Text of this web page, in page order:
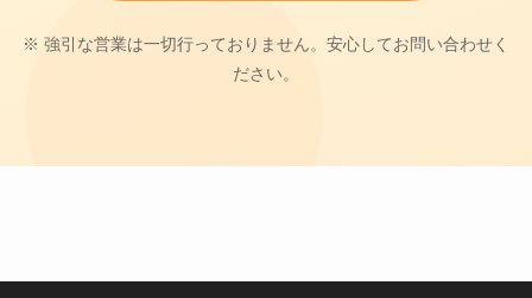
※ 強引な営業は一切行っておりません。安心してお問い合わせく
ださい。